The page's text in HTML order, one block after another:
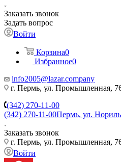
Заказать звонок
Задать вопрос
Войти
Корзина0
Избранное0
info2005@lazar.company
г. Пермь, ул. Промышленная,
(342) 270-11-00
(342) 270-11-00Пермь, ул.
Заказать звонок
г. Пермь, ул. Промышленная,
Войти